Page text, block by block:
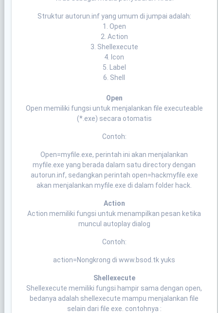
Struktur autorun.inf yang umum di jumpai adalah:
1. Open
2. Action
3. Shellexecute
4. Icon
5. Label
6. Shell
Open
Open memiliki fungsi untuk menjalankan file executeable
(*.exe) secara otomatis
Contoh:
Open=myfile.exe, perintah ini akan menjalankan
myfile.exe yang berada dalam satu directory dengan
autorun.inf, sedangkan perintah open=hackmyfile.exe
akan menjalankan myfile.exe di dalam folder hack.
Action
Action memiliki fungsi untuk menampilkan pesan ketika
muncul autoplay dialog
Contoh:
action=Nongkrong di www.bsod.tk yuks
Shellexecute
Shellexecute memiliki fungsi hampir sama dengan open,
bedanya adalah shellexecute mampu menjalankan file
selain dari file exe. contohnya :